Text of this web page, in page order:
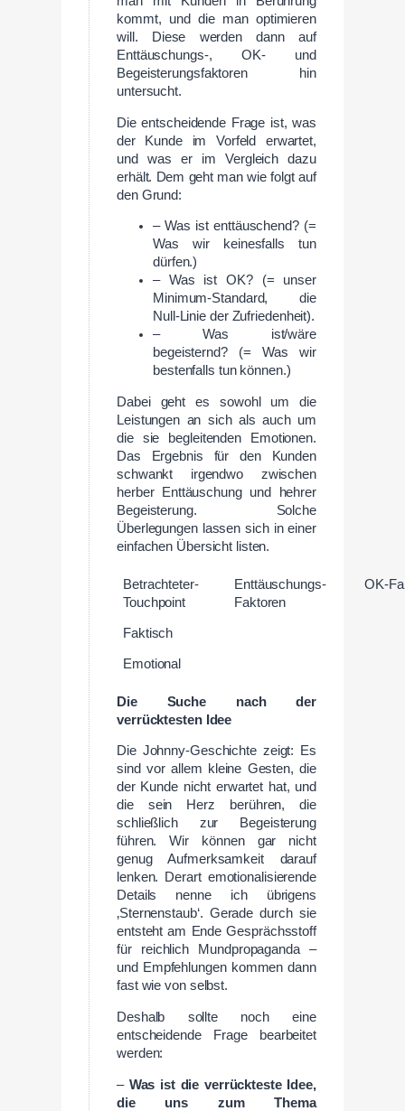
kommt, und die man optimieren
will. Diese werden dann auf
Enttäuschungs-, OK- und
Begeisterungsfaktoren hin
untersucht.
Die entscheidende Frage ist, was
der Kunde im Vorfeld erwartet,
und was er im Vergleich dazu
erhält. Dem geht man wie folgt auf
den Grund:
– Was ist enttäuschend? (=
Was wir keinesfalls tun
dürfen.)
– Was ist OK? (= unser
Minimum-Standard, die
Null-Linie der Zufriedenheit).
– Was ist/wäre
begeisternd? (= Was wir
bestenfalls tun können.)
Dabei geht es sowohl um die
Leistungen an sich als auch um
die sie begleitenden Emotionen.
Das Ergebnis für den Kunden
schwankt irgendwo zwischen
herber Enttäuschung und hehrer
Begeisterung. Solche
Überlegungen lassen sich in einer
einfachen Übersicht listen.
Betrachteter-
Touchpoint
Enttäuschungs-
Faktoren
OK-
Faktisch
Emotional
Die Suche nach der
verrücktesten Idee
Die Johnny-Geschichte zeigt: Es
sind vor allem kleine Gesten, die
der Kunde nicht erwartet hat, und
die sein Herz berühren, die
schließlich zur Begeisterung
führen. Wir können gar nicht
genug Aufmerksamkeit darauf
lenken. Derart emotionalisierende
Details nenne ich übrigens
‚Sternenstaub‘. Gerade durch sie
entsteht am Ende Gesprächsstoff
für reichlich Mundpropaganda –
und Empfehlungen kommen dann
fast wie von selbst.
Deshalb sollte noch eine
entscheidende Frage bearbeitet
werden:
– Was ist die verrückteste Idee,
die uns zum Thema